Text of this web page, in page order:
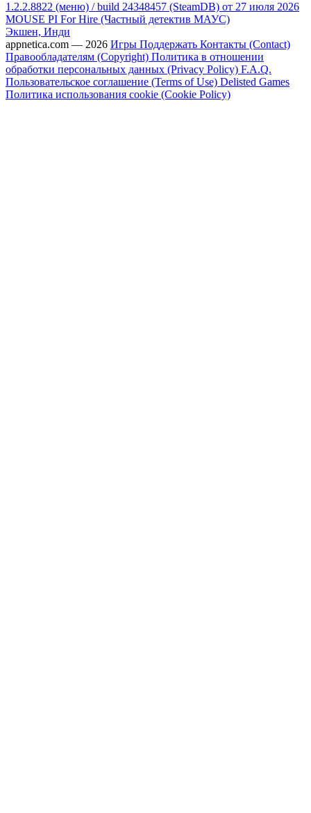
1.2.2.8822 (меню) / build 24348457 (SteamDB) от 27 июля 2026
MOUSE PI For Hire (Частный детектив МАУС)
Экшен, Инди
appnetica.com — 2026 Игры Поддержать Контакты (Contact)
Правообладателям (Copyright) Политика в отношении
обработки персональных данных (Privacy Policy) F.A.Q.
Пользовательское соглашение (Terms of Use) Delisted Games
Политика использования cookie (Cookie Policy)